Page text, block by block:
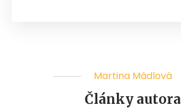
Martina Mádlová
Články autora